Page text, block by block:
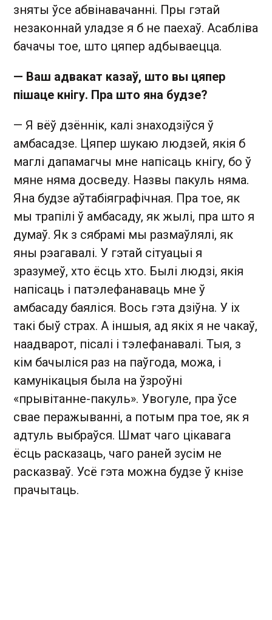
зняты ўсе абвінавачанні. Пры гэтай
незаконнай уладзе я б не паехаў. Асабліва
бачачы тое, што цяпер адбываецца.
— Ваш адвакат казаў, што вы цяпер
пішаце кнігу. Пра што яна будзе?
— Я вёў дзённік, калі знаходзіўся ў
амбасадзе. Цяпер шукаю людзей, якія б
маглі дапамагчы мне напісаць кнігу, бо ў
мяне няма досведу. Назвы пакуль няма.
Яна будзе аўтабіяграфічная. Пра тое, як
мы трапілі ў амбасаду, як жылі, пра што я
думаў. Як з сябрамі мы размаўлялі, як
яны рэагавалі. У гэтай сітуацыі я
зразумеў, хто ёсць хто. Былі людзі, якія
напісаць і патэлефанаваць мне ў
амбасаду баяліся. Вось гэта дзіўна. У іх
такі быў страх. А іншыя, ад якіх я не чакаў,
наадварот, пісалі і тэлефанавалі. Тыя, з
кім бачыліся раз на паўгода, можа, і
камунікацыя была на ўзроўні
«прывітанне-пакуль». Увогуле, пра ўсе
свае перажыванні, а потым пра тое, як я
адтуль выбраўся. Шмат чаго цікавага
ёсць расказаць, чаго раней зусім не
расказваў. Усё гэта можна будзе ў кнізе
прачытаць.